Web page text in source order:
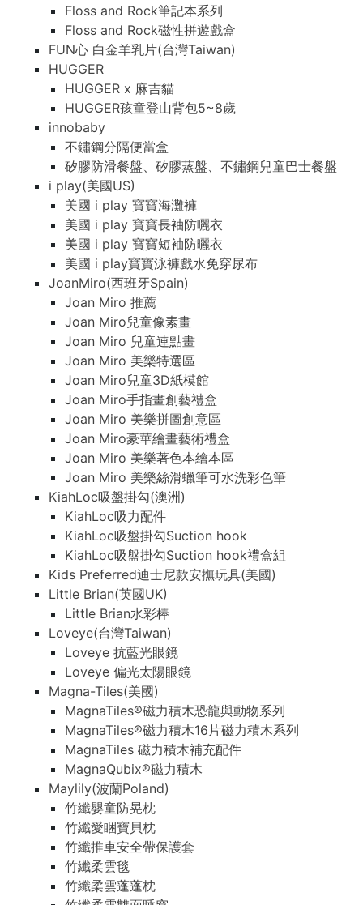
Floss and Rock筆記本系列
Floss and Rock磁性拼遊戲盒
FUN心 白金羊乳片(台灣Taiwan)
HUGGER
HUGGER x 麻吉貓
HUGGER孩童登山背包5~8歲
innobaby
不鏽鋼分隔便當盒
矽膠防滑餐盤、矽膠蒸盤、不鏽鋼兒童巴士餐盤
i play(美國US)
美國 i play 寶寶海灘褲
美國 i play 寶寶長袖防曬衣
美國 i play 寶寶短袖防曬衣
美國 i play寶寶泳褲戲水免穿尿布
JoanMiro(西班牙Spain)
Joan Miro 推薦
Joan Miro兒童像素畫
Joan Miro 兒童連點畫
Joan Miro 美樂特選區
Joan Miro兒童3D紙模館
Joan Miro手指畫創藝禮盒
Joan Miro 美樂拼圖創意區
Joan Miro豪華繪畫藝術禮盒
Joan Miro 美樂著色本繪本區
Joan Miro 美樂絲滑蠟筆可水洗彩色筆
KiahLoc吸盤掛勾(澳洲)
KiahLoc吸力配件
KiahLoc吸盤掛勾Suction hook
KiahLoc吸盤掛勾Suction hook禮盒組
Kids Preferred迪士尼款安撫玩具(美國)
Little Brian(英國UK)
Little Brian水彩棒
Loveye(台灣Taiwan)
Loveye 抗藍光眼鏡
Loveye 偏光太陽眼鏡
Magna-Tiles(美國)
MagnaTiles®磁力積木恐龍與動物系列
MagnaTiles®磁力積木16片磁力積木系列
MagnaTiles 磁力積木補充配件
MagnaQubix®磁力積木
Maylily(波蘭Poland)
竹纖嬰童防晃枕
竹纖愛睏寶貝枕
竹纖推車安全帶保護套
竹纖柔雲毯
竹纖柔雲蓬蓬枕